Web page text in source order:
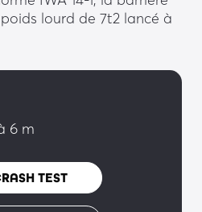
lourd de 7t2 lancé à
6 m
TEST